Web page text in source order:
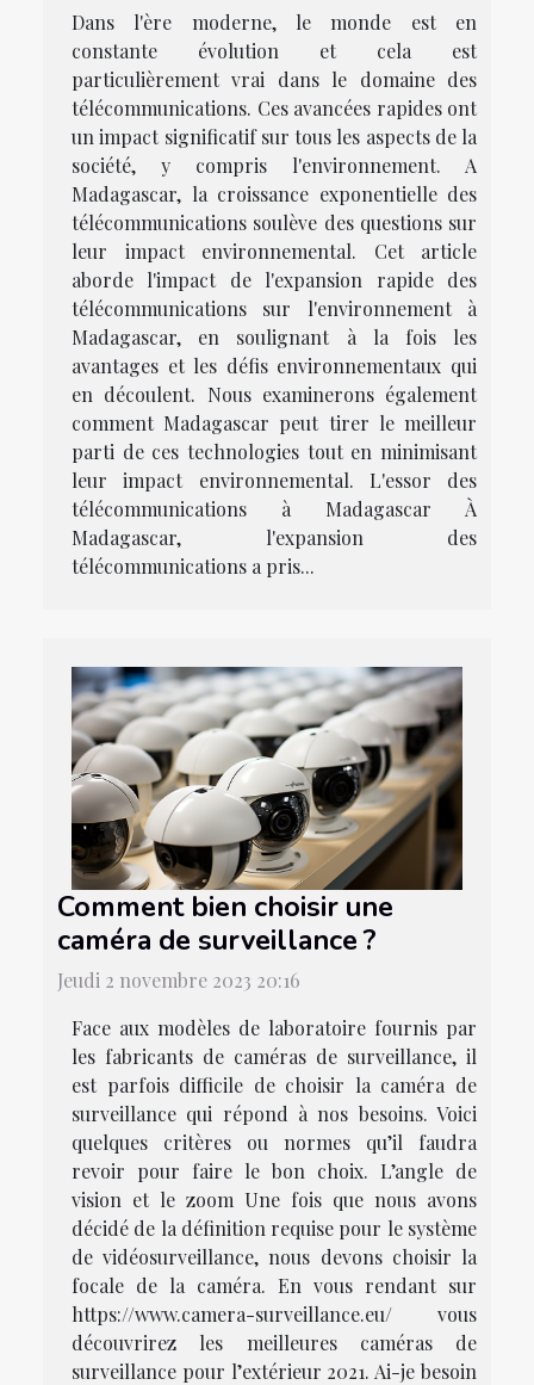
Dans l'ère moderne, le monde est en
constante évolution et cela est
particulièrement vrai dans le domaine des
télécommunications. Ces avancées rapides ont
un impact significatif sur tous les aspects de la
société, y compris l'environnement. A
Madagascar, la croissance exponentielle des
télécommunications soulève des questions sur
leur impact environnemental. Cet article
aborde l'impact de l'expansion rapide des
télécommunications sur l'environnement à
Madagascar, en soulignant à la fois les
avantages et les défis environnementaux qui
en découlent. Nous examinerons également
comment Madagascar peut tirer le meilleur
parti de ces technologies tout en minimisant
leur impact environnemental. L'essor des
télécommunications à Madagascar À
Madagascar, l'expansion des
télécommunications a pris...
Comment bien choisir une
caméra de surveillance ?
Jeudi 2 novembre 2023 20:16
Face aux modèles de laboratoire fournis par
les fabricants de caméras de surveillance, il
est parfois difficile de choisir la caméra de
surveillance qui répond à nos besoins. Voici
quelques critères ou normes qu’il faudra
revoir pour faire le bon choix. L’angle de
vision et le zoom Une fois que nous avons
décidé de la définition requise pour le système
de vidéosurveillance, nous devons choisir la
focale de la caméra. En vous rendant sur
https://www.camera-surveillance.eu/ vous
découvrirez les meilleures caméras de
surveillance pour l’extérieur 2021. Ai-je besoin